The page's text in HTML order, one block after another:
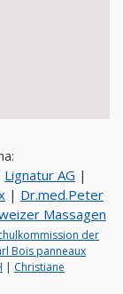
Lignatur AG |
| Dr.med.Peter
Massagen
der
Bois panneaux
| Christiane